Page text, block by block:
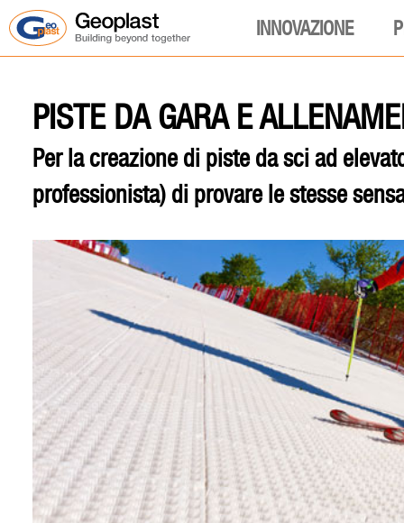
INNOVAZIONE
PISTE DA GARA E
Per la creazione di piste da sci ad
professionista) di provare le stesse